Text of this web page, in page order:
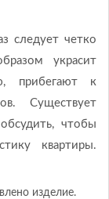
следует четко
украсит
прибегают к
Существует
чтобы
квартиры.
изделие.